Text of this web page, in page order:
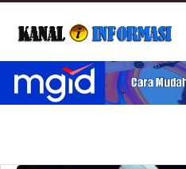
Blog Kanal Informasi